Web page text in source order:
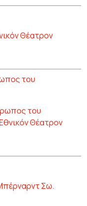
Θέατρον
του
του
Θέατρον
Σω.